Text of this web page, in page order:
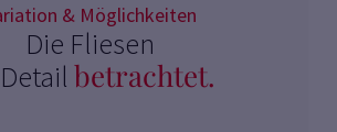
& Möglichkeiten
Die Fliesen
betrachtet.